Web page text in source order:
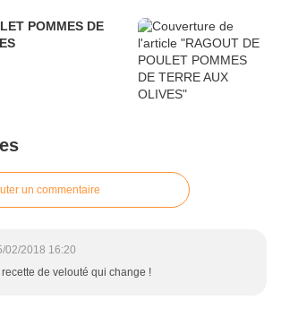
POMMES DE
un commentaire
02/2018 16:20
de velouté qui change !